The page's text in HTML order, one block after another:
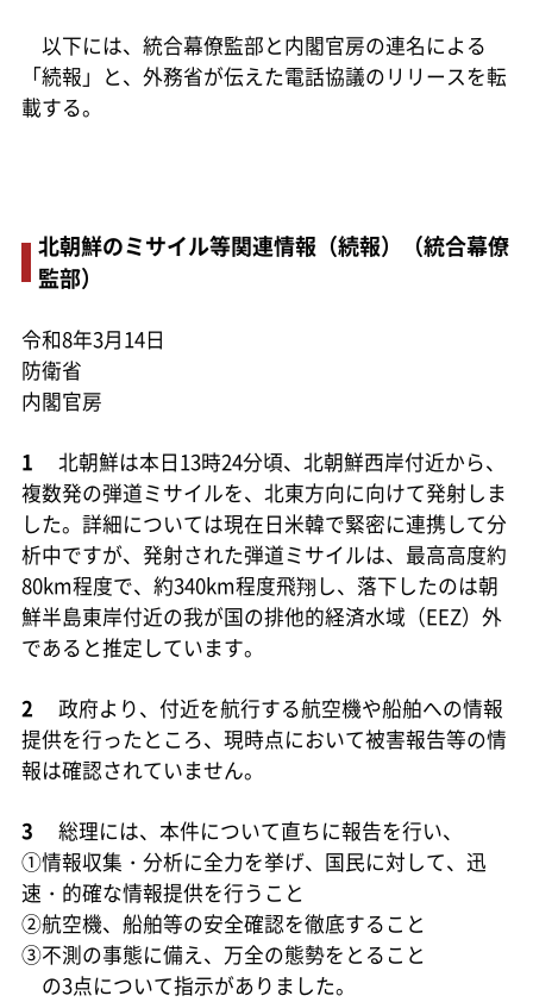
以下には、統合幕僚監部と内閣官房の連名による
「続報」と、外務省が伝えた電話協議のリリースを転
載する。
北朝鮮のミサイル等関連情報（続報）（統合幕僚
監部）
令和8年3月14日
防衛省
内閣官房
1
北朝鮮は本日13時24分頃、北朝鮮西岸付近から、
複数発の弾道ミサイルを、北東方向に向けて発射しま
した。詳細については現在日米韓で緊密に連携して分
析中ですが、発射された弾道ミサイルは、最高高度約
80km程度で、約340km程度飛翔し、落下したのは朝
鮮半島東岸付近の我が国の排他的経済水域（EEZ）外
であると推定しています。
2
政府より、付近を航行する航空機や船舶への情報
提供を行ったところ、現時点において被害報告等の情
報は確認されていません。
3
総理には、本件について直ちに報告を行い、
①情報収集・分析に全力を挙げ、国民に対して、迅
速・的確な情報提供を行うこと
②航空機、船舶等の安全確認を徹底すること
③不測の事態に備え、万全の態勢をとること
の3点について指示がありました。